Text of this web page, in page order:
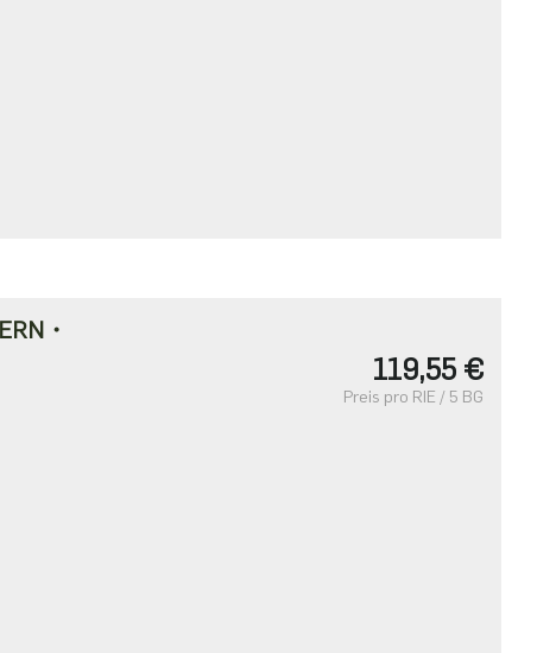
・
119,55 €
Preis pro RIE / 5 BG